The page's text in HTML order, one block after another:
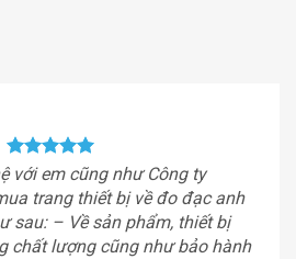
với em cũng như Công ty
trang thiết bị về đo đạc anh
sau: – Về sản phẩm, thiết bị
chất lượng cũng như bảo hành